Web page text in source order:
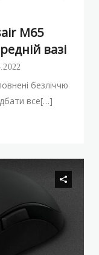
M65
вазі
безліччю
все[…]